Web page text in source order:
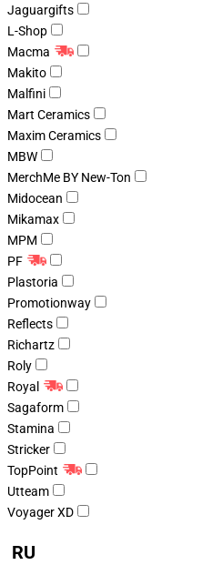
Jaguargifts
L-Shop
Macma
Makito
Malfini
Mart Ceramics
Maxim Ceramics
MBW
MerchMe BY New-Ton
Midocean
Mikamax
MPM
PF
Plastoria
Promotionway
Reflects
Richartz
Roly
Royal
Sagaform
Stamina
Stricker
TopPoint
Utteam
Voyager XD
RU